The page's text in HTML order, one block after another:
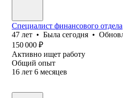
Специалист финансового отдела
47 лет • Была сегодня •
150 000 ₽
Активно ищет работу
Общий опыт
16 лет 6 месяцев